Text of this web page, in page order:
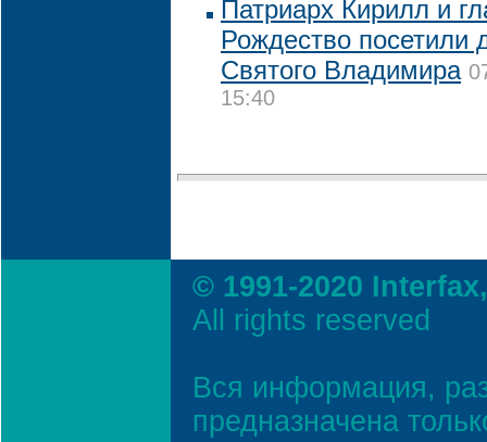
Патриарх Кирилл и
Рождество посетили
Святого Владимира
15:40
© 1991-2020
All rights reserved
Вся информация,
предназначена